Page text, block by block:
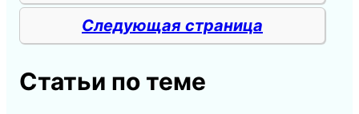
Следующая страница
Статьи по теме